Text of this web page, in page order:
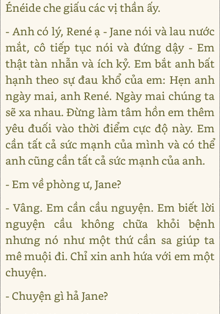
Énéide che giấu các vị thần ấy.
- Anh có lý, René ạ - Jane nói và lau nước
mắt, cô tiếp tục nói và đứng dậy - Em
thật tàn nhẫn và ích kỷ. Em bắt anh bất
hạnh theo sự đau khổ của em: Hẹn anh
ngày mai, anh René. Ngày mai chúng ta
sẽ xa nhau. Đừng làm tâm hồn em thêm
yêu đuối vào thời điểm cực độ này. Em
cần tất cả sức mạnh của mình và có thể
anh cũng cần tất cả sức mạnh của anh.
- Em về phòng ư, Jane?
- Vâng. Em cần cầu nguyện. Em biết lời
nguyện cầu không chữa khỏi bệnh
nhưng nó như một thứ cần sa giúp ta
mê muội đi. Chỉ xin anh hứa với em một
chuyện.
- Chuyện gì hả Jane?